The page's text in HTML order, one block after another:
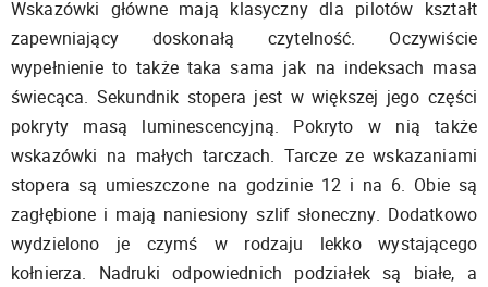
Wskazówki główne mają klasyczny dla pilotów kształt
zapewniający doskonałą czytelność. Oczywiście
wypełnienie to także taka sama jak na indeksach masa
świecąca. Sekundnik stopera jest w większej jego części
pokryty masą luminescencyjną. Pokryto w nią także
wskazówki na małych tarczach. Tarcze ze wskazaniami
stopera są umieszczone na godzinie 12 i na 6. Obie są
zagłębione i mają naniesiony szlif słoneczny. Dodatkowo
wydzielono je czymś w rodzaju lekko wystającego
kołnierza. Nadruki odpowiednich podziałek są białe, a